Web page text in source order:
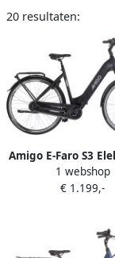
20 resultaten:
Amigo E-Faro S3
Fiets E-bike 28
Damesfiets 7
1 webshop
€ 1.199,-